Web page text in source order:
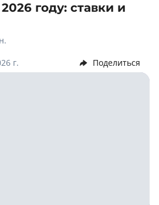
году: ставки и
г.
Поделиться